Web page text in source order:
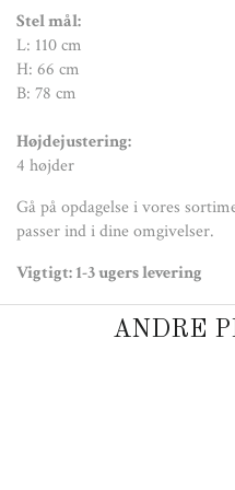
Stel mål:
L: 110 cm
H: 66 cm
B: 78 cm
Højdejustering:
4 højder
Gå på opdagelse i vores
passer ind i dine omgivelser.
Vigtigt: 1-3 ugers levering
ANDRE